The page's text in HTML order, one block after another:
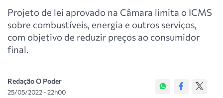
Projeto de lei aprovado na Câmara limita o ICMS
sobre combustíveis, energia e outros serviços,
com objetivo de reduzir preços ao consumidor
final.
Redação O Poder
25/05/2022 - 22h00